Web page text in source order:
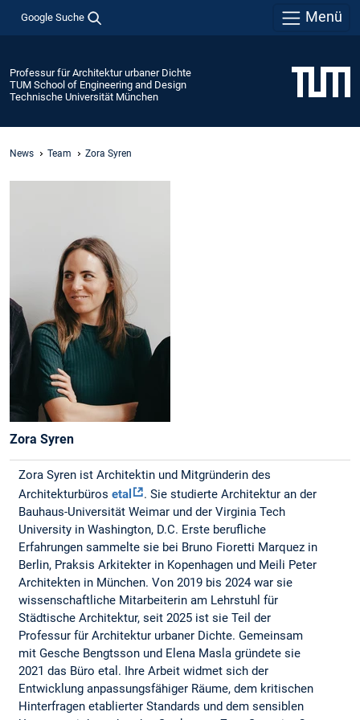
Google Suche Menü
Professur für Architektur urbaner Dichte
TUM School of Engineering and Design
Technische Universität München
News Team Zora Syren
Zora Syren
Zora Syren ist Architektin und Mitgründerin des
Architekturbürosetal
. Sie studierte Architektur an der
Bauhaus-Universität Weimar und der Virginia Tech
University in Washington, D.C. Erste berufliche
Erfahrungen sammelte sie bei Bruno Fioretti Marquez in
Berlin, Praksis Arkitekter in Kopenhagen und Meili Peter
Architekten in München. Von 2019 bis 2024 war sie
wissenschaftliche Mitarbeiterin am Lehrstuhl für
Städtische Architektur, seit 2025 ist sie Teil der
Professur für Architektur urbaner Dichte. Gemeinsam
mit Gesche Bengtsson und Elena Masla gründete sie
2021 das Büro etal. Ihre Arbeit widmet sich der
Entwicklung anpassungsfähiger Räume, dem kritischen
Hinterfragen etablierter Standards und dem sensiblen